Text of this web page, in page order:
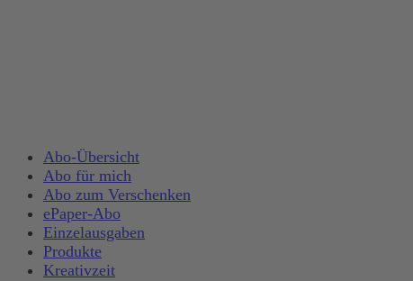
Abo-Übersicht
Abo für mich
Abo zum Verschenken
ePaper-Abo
Einzelausgaben
Produkte
Kreativzeit